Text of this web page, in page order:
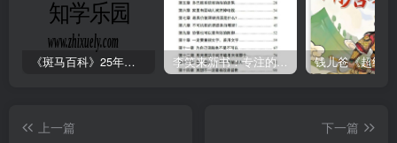
《斑马百科》25年最新30科全套高清视频 李笑来新书：专注的真相 [PDF]
上一篇
下一篇